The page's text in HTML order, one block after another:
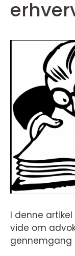
I denne
vide om
gennemgang